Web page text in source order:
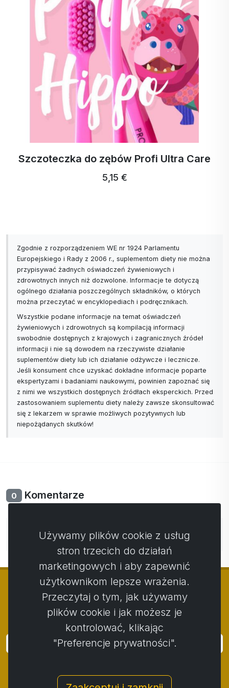
Wspomaga witalność i regenerację
Bez GMO, bez glutenu i laktozy
Odpowiedni dla wegan
Wyprodukowano w UE
Dawkowanie: 2-3 razy dziennie 3 wstrzyknięcia do
jamy ustnej.
⚠️ Nieodpowiednie dla dzieci poniżej 3 roku życia.
Activ YOUNG = aktywność, energia, młodość.
Rozpocznij dzień od dawki witalności - prosto,
skutecznie i nowocześnie!
Szczoteczka do zębów Profi Ultra Care
5,15 €
Zgodnie z rozporządzeniem WE nr 1924 Parlamentu
Europejskiego i Rady z 2006 r., suplementom diety nie można
przypisywać żadnych oświadczeń żywieniowych i
zdrowotnych innych niż dozwolone. Informacje te dotyczą
ogólnego działania poszczególnych składników, o których
można przeczytać w encyklopediach i podręcznikach.
Wszystkie podane informacje na temat oświadczeń
żywieniowych i zdrowotnych są kompilacją informacji
swobodnie dostępnych z krajowych i zagranicznych źródeł
informacji i nie są dowodem na rzeczywiste działanie
suplementów diety lub ich działanie odżywcze i lecznicze.
Jeśli konsument chce uzyskać dokładne informacje poparte
ekspertyzami i badaniami naukowymi, powinien zapoznać się
z nimi we wszystkich dostępnych źródłach eksperckich. Przed
zastosowaniem suplementu diety należy zawsze skonsultować
się z lekarzem w sprawie możliwych pozytywnych lub
niepożądanych skutków!
0 Komentarze
komentarzem.
© Copyright 2014 - 2026 Activstar
Zaloguj się
Używamy plików cookie z usług
stron trzecich do działań
marketingowych i aby zapewnić
użytkownikom lepsze wrażenia.
Przeczytaj o tym, jak używamy
plików cookie i jak możesz je
kontrolować, klikając
"Preferencje prywatności".